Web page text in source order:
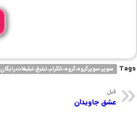
Tags سوپر،سوپرگروه،گروه،تلگرام،تبلیغ،تبلیغات،رایگان
قبل
عشق جاویدان